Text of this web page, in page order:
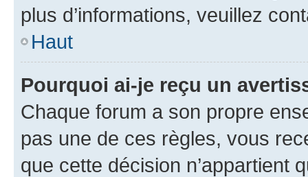
plus d’informations, veuillez
Haut
Pourquoi ai-je reçu un
Chaque forum a son propre
pas une de ces règles, vous
que cette décision n’appartient